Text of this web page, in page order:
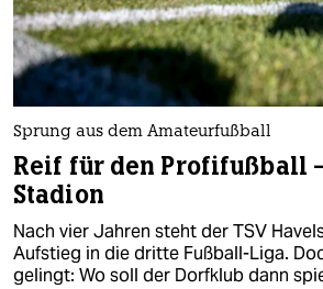
Sprung aus dem Amateurfußball
Reif für den Profifußball
Stadion
Nach vier Jahren steht der TSV
Aufstieg in die dritte Fußball-Liga.
gelingt: Wo soll der Dorfklub dann